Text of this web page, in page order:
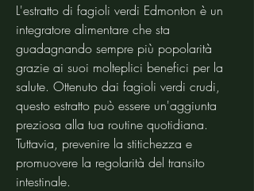
L'estratto di fagioli verdi Edmonton è un
integratore alimentare che sta
guadagnando sempre più popolarità
grazie ai suoi molteplici benefici per la
salute. Ottenuto dai fagioli verdi crudi,
questo estratto può essere un'aggiunta
preziosa alla tua routine quotidiana.
Tuttavia, prevenire la stitichezza e
promuovere la regolarità del transito
intestinale.